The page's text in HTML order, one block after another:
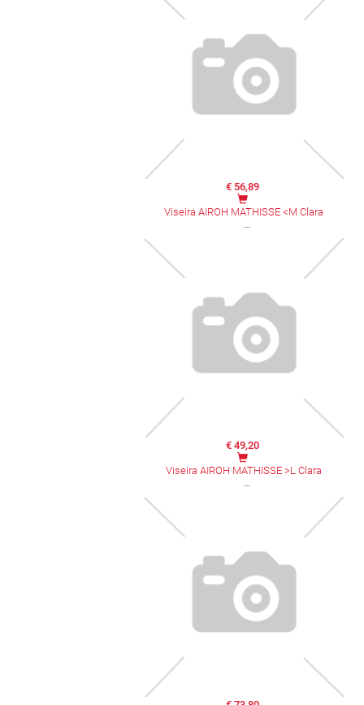
€ 56,89
Viseira AIROH MATHISSE <M Clara
€ 49,20
Viseira AIROH MATHISSE >L Clara